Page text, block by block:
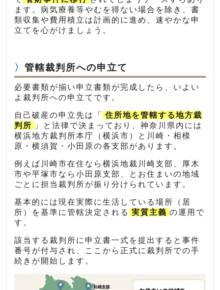
ます。病気療養等やむを得ない場合を除き、書
類収集や費用積立は計画的に進め、速やかな申
立てを心がけましょう。
管轄裁判所への申立て
必要書類が揃い申立書類が完成したら、いよい
よ裁判所への申立てです。
自己破産の申立先は「
住所地を管轄する地方裁
判所
」と法律で決まっており、神奈川県内には
横浜地方裁判所本庁（横浜市）と川崎・相模
原・横須賀・小田原の各支部があります。
例えば川崎市在住なら横浜地裁川崎支部、厚木
市や平塚市なら小田原支部、とお住まいの地域
ごとに担当裁判所が振り分けられています。
基本的には現在実際に生活している場所（居
所）を基準に管轄決定される 実質主義 の運用で
す。
該当する裁判所に申立書一式を提出すると事件
番号が付与され、ここから正式に裁判所での手
続きが開始します。